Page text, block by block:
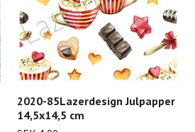
2020-85Lazerdesign Julpapper
14,5x14,5 cm